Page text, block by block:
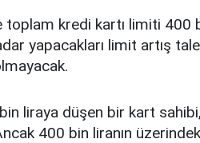
toplam kredi kartı limiti 400
yapacakları limit artış
liraya düşen bir kart
400 bin liranın